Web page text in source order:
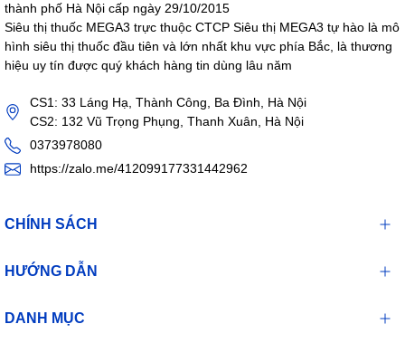
thành phố Hà Nội cấp ngày 29/10/2015
Siêu thị thuốc MEGA3 trực thuộc CTCP Siêu thị MEGA3 tự hào là mô
hình siêu thị thuốc đầu tiên và lớn nhất khu vực phía Bắc, là thương
hiệu uy tín được quý khách hàng tin dùng lâu năm
CS1: 33 Láng Hạ, Thành Công, Ba Đình, Hà Nội
CS2: 132 Vũ Trọng Phụng, Thanh Xuân, Hà Nội
0373978080
https://zalo.me/412099177331442962
CHÍNH SÁCH
HƯỚNG DẪN
DANH MỤC